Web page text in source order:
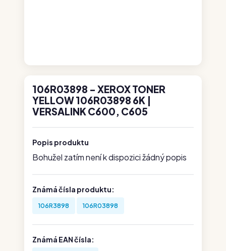
106R03898 - XEROX TONER
YELLOW 106R03898 6K |
VERSALINK C600, C605
Popis produktu
Bohužel zatím není k dispozici žádný popis
Známá čísla produktu:
106R3898 106R03898
Známá EAN čísla: